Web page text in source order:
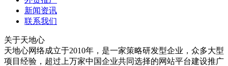
新闻资讯
联系我们
关于天地心
天地心网络成立于2010年，是一家策略研发型企业，众多大型
项目经验，超过上万家中国企业共同选择的网站平台建设推广